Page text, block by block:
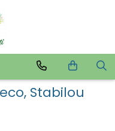
Stabilou